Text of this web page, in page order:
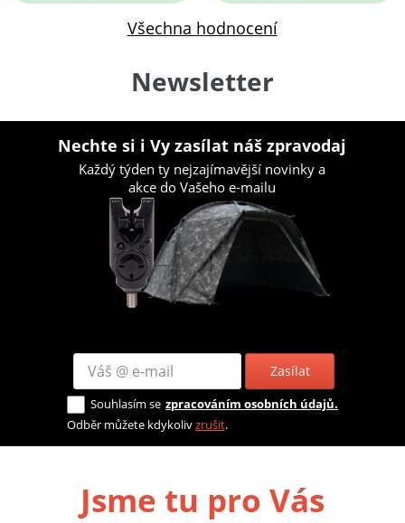
Všechna hodnocení
Newsletter
Nechte si i Vy zasílat náš zpravodaj
Každý týden ty nejzajímavější novinky a
akce do Vašeho e-mailu
Zasílat
Souhlasím se zpracováním osobních údajů.
Odběr můžete kdykolivzrušit.
Jsme tu pro Vás